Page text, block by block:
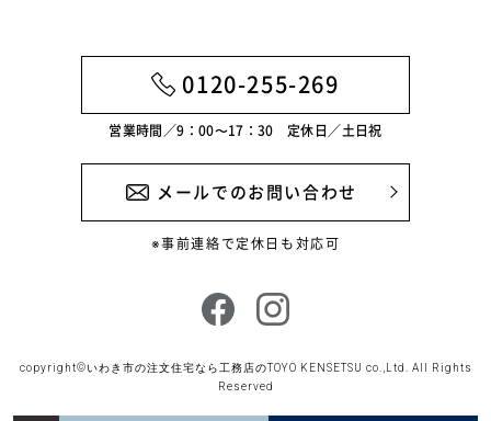
2022年3月
2022年2月
2022年1月
2021年12月
2021年11月
2021年9月
2021年8月
2021年7月
0120-255-269
営業時間／9：00〜17：30 定休日／土日祝
メールでのお問い合わせ
※事前連絡で定休日も対応可
copyright©いわき市の注文住宅なら工務店のTOYO KENSETSU co.,Ltd. All Rights
Reserved